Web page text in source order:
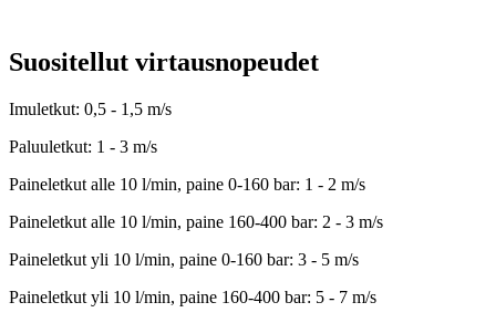
Suositellut virtausnopeudet
Imuletkut: 0,5 - 1,5 m/s
Paluuletkut: 1 - 3 m/s
Paineletkut alle 10 l/min, paine 0-160 bar: 1 - 2 m/s
Paineletkut alle 10 l/min, paine 160-400 bar: 2 - 3 m/s
Paineletkut yli 10 l/min, paine 0-160 bar: 3 - 5 m/s
Paineletkut yli 10 l/min, paine 160-400 bar: 5 - 7 m/s